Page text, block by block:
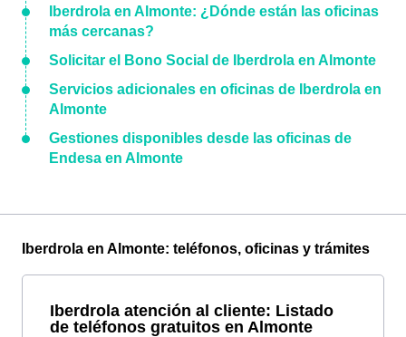
Iberdrola en Almonte: ¿Dónde están las oficinas
más cercanas?
Solicitar el Bono Social de Iberdrola en Almonte
Servicios adicionales en oficinas de Iberdrola en
Almonte
Gestiones disponibles desde las oficinas de
Endesa en Almonte
Iberdrola en Almonte: teléfonos, oficinas y trámites
Iberdrola atención al cliente: Listado
de teléfonos gratuitos en Almonte